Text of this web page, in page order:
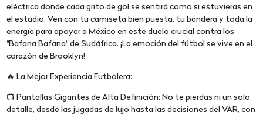
eléctrica donde cada grito de gol se sentirá como si estuvieras en
el estadio. Ven con tu camiseta bien puesta, tu bandera y toda la
energía para apoyar a México en este duelo crucial contra los
"Bafana Bafana" de Sudáfrica. ¡La emoción del fútbol se vive en el
corazón de Brooklyn!
🔥 La Mejor Experiencia Futbolera:
📺 Pantallas Gigantes de Alta Definición: No te pierdas ni un solo
detalle, desde las jugadas de lujo hasta las decisiones del VAR, con